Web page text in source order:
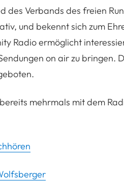
des Verbands des freien
und bekennt sich zum
Radio ermöglicht
on air zu bringen.
mehrmals mit dem